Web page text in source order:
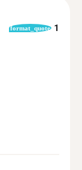
format_quote 1